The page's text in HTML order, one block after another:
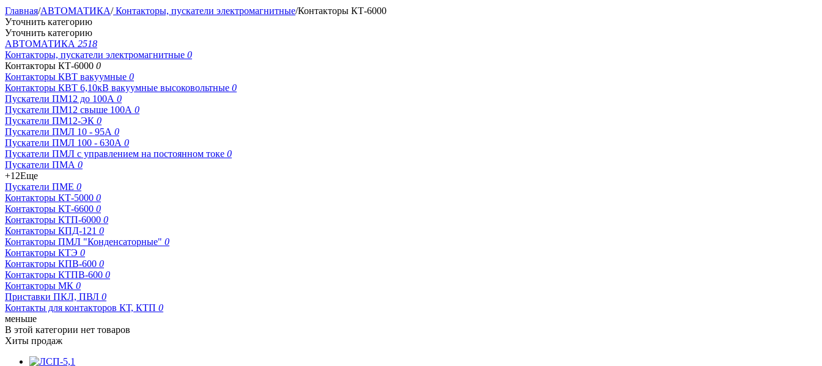
Главная/АВТОМАТИКА/Контакторы, пускатели электромагнитные/Контакторы КТ-6000
Уточнить категорию
Уточнить категорию
АВТОМАТИКА 2518
Контакторы, пускатели электромагнитные 0
Контакторы КТ-6000 0
Контакторы КВТ вакуумные 0
Контакторы КВТ 6,10кВ вакуумные высоковольтные 0
Пускатели ПМ12 до 100А 0
Пускатели ПМ12 свыше 100А 0
Пускатели ПМ12-ЭК 0
Пускатели ПМЛ 10 - 95А 0
Пускатели ПМЛ 100 - 630А 0
Пускатели ПМЛ с управлением на постоянном токе 0
Пускатели ПМА 0
+12Еще
Пускатели ПМЕ 0
Контакторы КТ-5000 0
Контакторы КТ-6600 0
Контакторы КТП-6000 0
Контакторы КПД-121 0
Контакторы ПМЛ "Конденсаторные" 0
Контакторы КТЭ 0
Контакторы КПВ-600 0
Контакторы КТПВ-600 0
Контакторы МК 0
Приставки ПКЛ, ПВЛ 0
Контакты для контакторов КТ, КТП 0
меньше
В этой категории нет товаров
Хиты продаж